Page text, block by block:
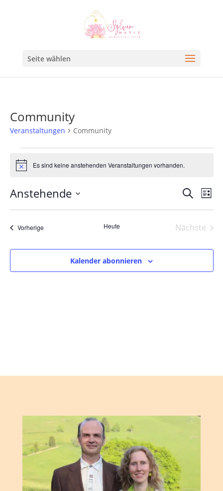
Seite wählen
Community
Veranstaltungen Community
HinweisEs sind keine anstehenden Veranstaltungen vorhanden.
Suche
und
SucheListe
Anstehende
Datum
wählen.
VorherigeVeranstaltungen Heute
Nächste
Kalender abonnieren